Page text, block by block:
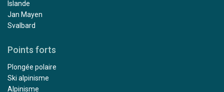
Islande
Jan Mayen
Svalbard
Points forts
Plongée polaire
Ski alpinisme
Alpinisme